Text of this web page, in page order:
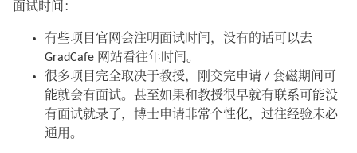
面试时间：
有些项目官网会注明面试时间，没有的话可以去
GradCafe 网站看往年时间。
很多项目完全取决于教授，刚交完申请 / 套磁期间可
能就会有面试。甚至如果和教授很早就有联系可能没
有面试就录了，博士申请非常个性化，过往经验未必
通用。